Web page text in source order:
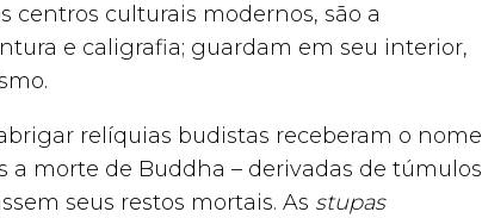
centros culturais modernos, são a
e caligrafia; guardam em seu interior,
relíquias budistas receberam o nome
a morte de Buddha – derivadas de túmulos
seus restos mortais. As stupas